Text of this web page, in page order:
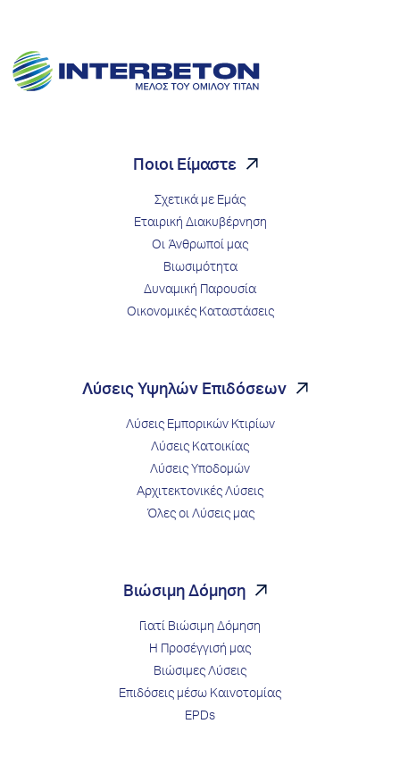
Ποιοι Είμαστε
Σχετικά με Εμάς
Εταιρική Διακυβέρνηση
Οι Άνθρωποί μας
Βιωσιμότητα
Δυναμική Παρουσία
Οικονομικές Καταστάσεις
Λύσεις Υψηλών Επιδόσεων
Λύσεις Εμπορικών Κτιρίων
Λύσεις Κατοικίας
Λύσεις Υποδομών
Αρχιτεκτονικές Λύσεις
Όλες οι Λύσεις μας
Βιώσιμη Δόμηση
Γιατί Βιώσιμη Δόμηση
Η Προσέγγισή μας
Βιώσιμες Λύσεις
Επιδόσεις μέσω Kαινοτομίας
EPDs